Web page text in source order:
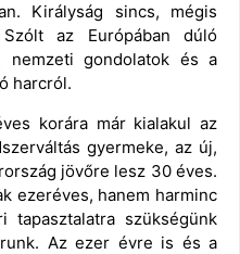
Királyság sincs, mégis
az Európában dúló
nemzeti gondolatok és a
harcról.
korára már kialakul az
gyermeke, az új,
jövőre lesz 30 éves.
ezeréves, hanem harminc
szükségünk
Az ezer évre is és a